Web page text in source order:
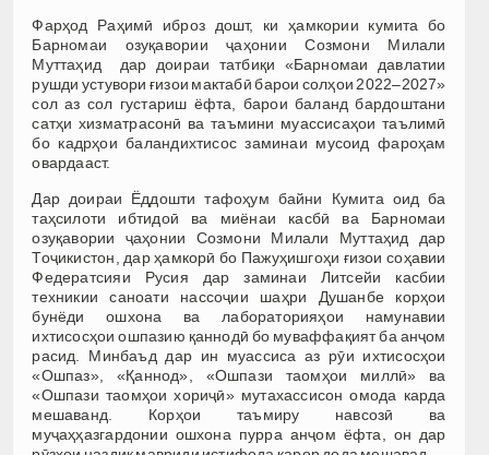
Фарҳод Раҳимӣ иброз дошт, ки ҳамкории кумита бо
Барномаи озуқавории ҷаҳонии Созмони Милали
Муттаҳид дар доираи татбиқи «Барномаи давлатии
рушди устувори ғизои мактабӣ барои солҳои 2022–2027»
сол аз сол густариш ёфта, барои баланд бардоштани
сатҳи хизматрасонӣ ва таъмини муассисаҳои таълимӣ
бо кадрҳои баландихтисос заминаи мусоид фароҳам
овардааст.
Дар доираи Ёддошти тафоҳум байни Кумита оид ба
таҳсилоти ибтидоӣ ва миёнаи касбӣ ва Барномаи
озуқавории ҷаҳонии Созмони Милали Муттаҳид дар
Тоҷикистон, дар ҳамкорӣ бо Пажуҳишгоҳи ғизои соҳавии
Федератсияи Русия дар заминаи Литсейи касбии
техникии саноати нассоҷии шаҳри Душанбе корҳои
бунёди ошхона ва лабораторияҳои намунавии
ихтисосҳои ошпазию қаннодӣ бо муваффақият ба анҷом
расид. Минбаъд дар ин муассиса аз рӯи ихтисосҳои
«Ошпаз», «Қаннод», «Ошпази таомҳои миллӣ» ва
«Ошпази таомҳои хориҷӣ» мутахассисон омода карда
мешаванд. Корҳои таъмиру навсозӣ ва
муҷаҳҳазгардонии ошхона пурра анҷом ёфта, он дар